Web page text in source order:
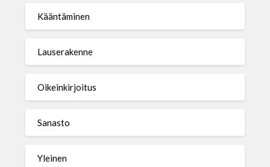
Kääntäminen
Lauserakenne
Oikeinkirjoitus
Sanasto
Yleinen